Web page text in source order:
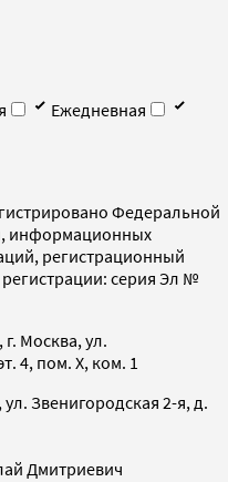
Ежедневная
Федеральной
информационных
регистрационный
серия Эл №
Москва, ул.
4, пом. X, ком. 1
Звенигородская 2-я, д.
Дмитриевич